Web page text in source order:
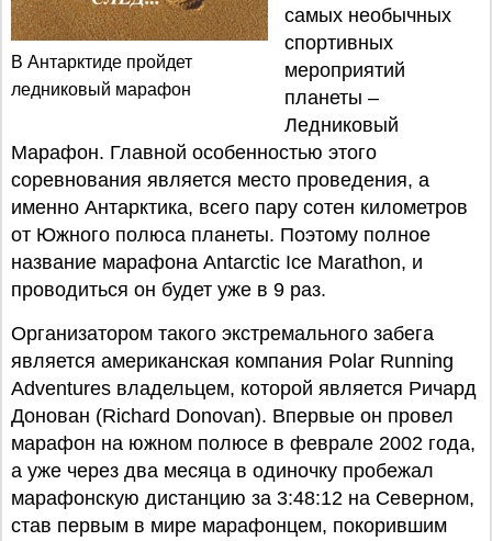
В Антарктиде пройдет
ледниковый марафон
самых необычных
спортивных
мероприятий
планеты –
Ледниковый
Марафон. Главной особенностью этого
соревнования является место проведения, а
именно Антарктика, всего пару сотен километров
от Южного полюса планеты. Поэтому полное
название марафона Antarctic Ice Marathon, и
проводиться он будет уже в 9 раз.
Организатором такого экстремального забега
является американская компания Polar Running
Adventures владельцем, которой является Ричард
Донован (Richard Donovan). Впервые он провел
марафон на южном полюсе в феврале 2002 года,
а уже через два месяца в одиночку пробежал
марафонскую дистанцию за 3:48:12 на Северном,
став первым в мире марафонцем, покорившим